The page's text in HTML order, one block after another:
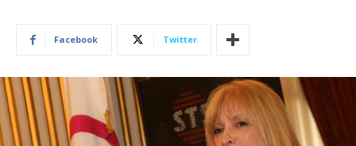
Facebook Twitter